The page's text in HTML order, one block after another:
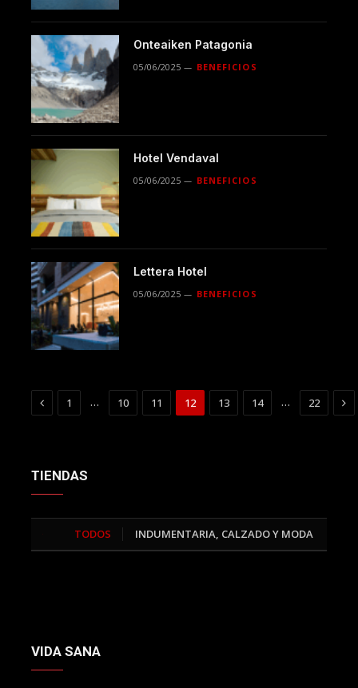
Onteaiken Patagonia
05/06/2025 BENEFICIOS
Hotel Vendaval
05/06/2025 BENEFICIOS
Lettera Hotel
05/06/2025 BENEFICIOS
Previous
1 … 10 11 12 13 14 … 22
TIENDAS
TODOS INDUMENTARIA, CALZADO Y MODA
VIDA SANA